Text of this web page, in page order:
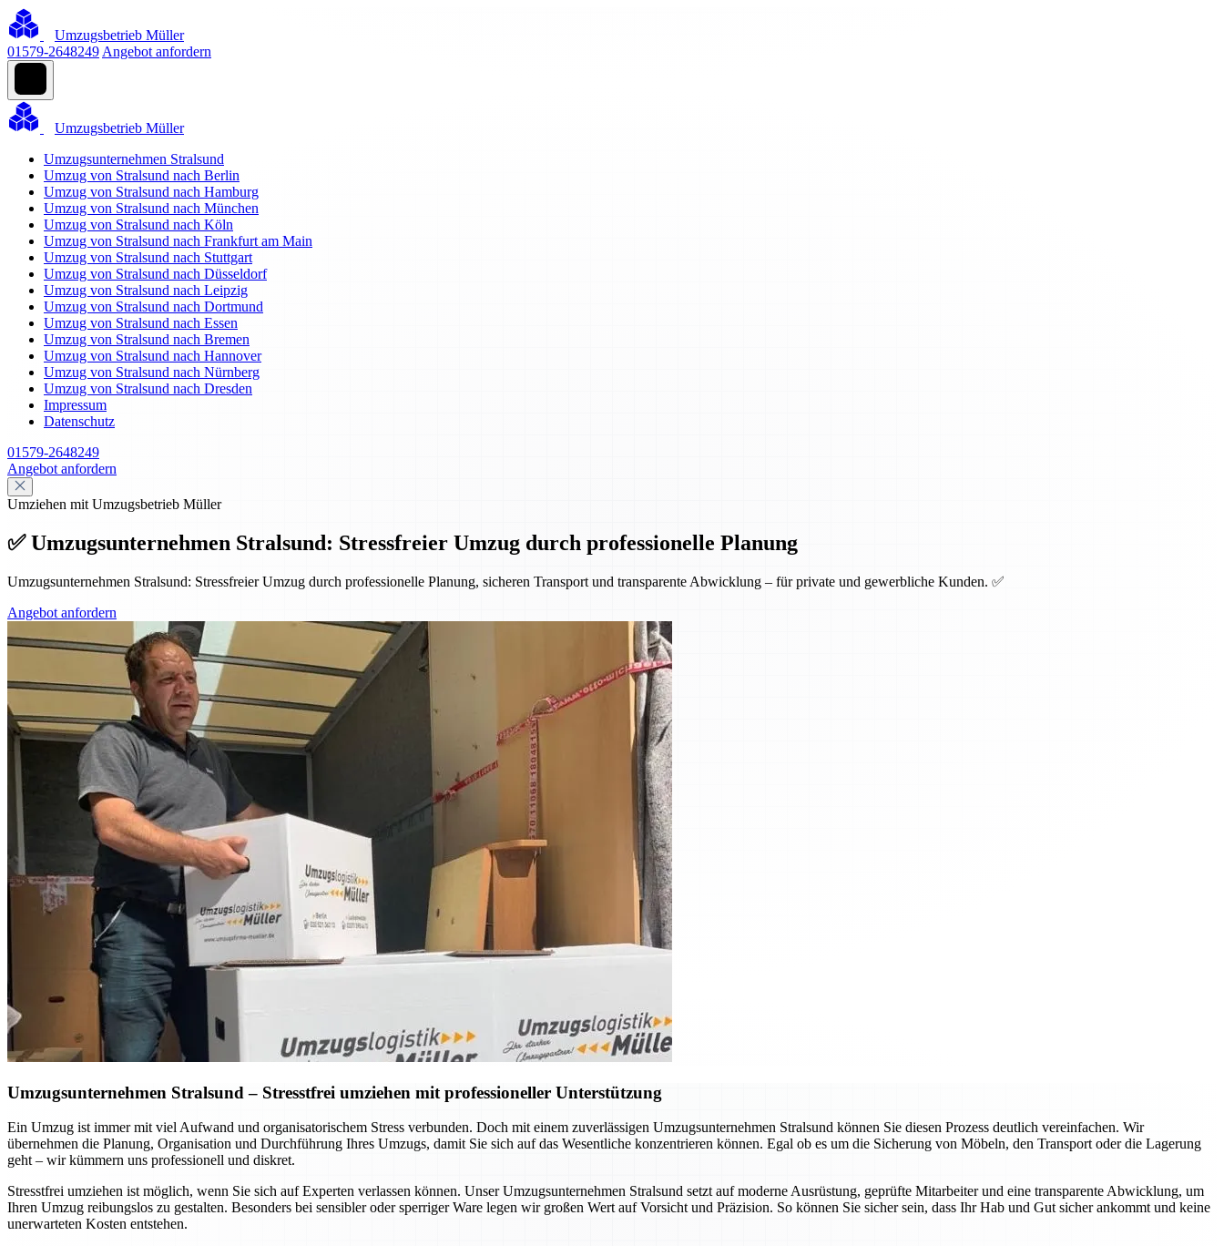
Umzugsbetrieb Müller
01579-2648249 Angebot anfordern
Umzugsbetrieb Müller
Umzugsunternehmen Stralsund
Umzug von Stralsund nach Berlin
Umzug von Stralsund nach Hamburg
Umzug von Stralsund nach München
Umzug von Stralsund nach Köln
Umzug von Stralsund nach Frankfurt am Main
Umzug von Stralsund nach Stuttgart
Umzug von Stralsund nach Düsseldorf
Umzug von Stralsund nach Leipzig
Umzug von Stralsund nach Dortmund
Umzug von Stralsund nach Essen
Umzug von Stralsund nach Bremen
Umzug von Stralsund nach Hannover
Umzug von Stralsund nach Nürnberg
Umzug von Stralsund nach Dresden
Impressum
Datenschutz
01579-2648249
Angebot anfordern
Umziehen mit Umzugsbetrieb Müller
✅ Umzugsunternehmen Stralsund: Stressfreier Umzug durch professionelle Planung
Umzugsunternehmen Stralsund: Stressfreier Umzug durch professionelle Planung, sicheren Transport und transparente Abwicklung – für private und gewerbliche Kunden. ✅
Angebot anfordern
Umzugsunternehmen Stralsund – Stresstfrei umziehen mit professioneller Unterstützung
Ein Umzug ist immer mit viel Aufwand und organisatorischem Stress verbunden. Doch mit einem zuverlässigen Umzugsunternehmen Stralsund können Sie diesen Prozess deutlich vereinfachen. Wir
übernehmen die Planung, Organisation und Durchführung Ihres Umzugs, damit Sie sich auf das Wesentliche konzentrieren können. Egal ob es um die Sicherung von Möbeln, den Transport oder die Lagerung
geht – wir kümmern uns professionell und diskret.
Stresstfrei umziehen ist möglich, wenn Sie sich auf Experten verlassen können. Unser Umzugsunternehmen Stralsund setzt auf moderne Ausrüstung, geprüfte Mitarbeiter und eine transparente Abwicklung, um
Ihren Umzug reibungslos zu gestalten. Besonders bei sensibler oder sperriger Ware legen wir großen Wert auf Vorsicht und Präzision. So können Sie sicher sein, dass Ihr Hab und Gut sicher ankommt und keine
unerwarteten Kosten entstehen.